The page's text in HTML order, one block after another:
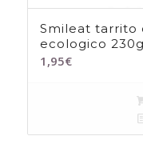
Smileat tarrito
ecologico 230g
1,95€